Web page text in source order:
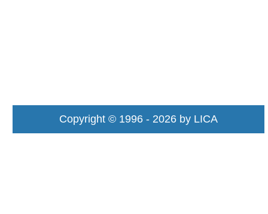
Copyright © 1996 - 2026 by LICA